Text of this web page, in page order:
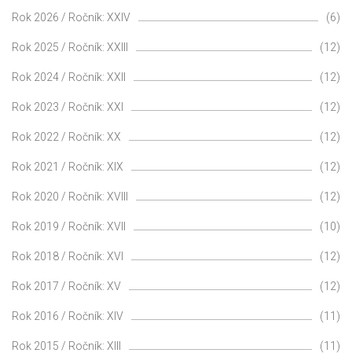
Rok 2026 / Ročník: XXIV (6)
Rok 2025 / Ročník: XXIII (12)
Rok 2024 / Ročník: XXII (12)
Rok 2023 / Ročník: XXI (12)
Rok 2022 / Ročník: XX (12)
Rok 2021 / Ročník: XIX (12)
Rok 2020 / Ročník: XVIII (12)
Rok 2019 / Ročník: XVII (10)
Rok 2018 / Ročník: XVI (12)
Rok 2017 / Ročník: XV (12)
Rok 2016 / Ročník: XIV (11)
Rok 2015 / Ročník: XIII (11)